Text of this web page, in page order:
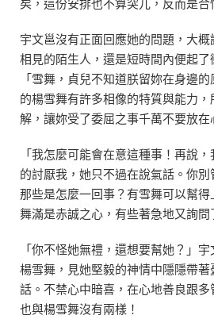
矣，這份安排也不算突兀，反而是合
宇文邕沒有正面回應她的問題，大
相見的陌生人，還是短時間內便起了
「雪舞，貞兒不知道朕留妳在身邊
的楊雪舞有許多相像的特質與能力
解，讓妳受了委屈之事千萬不要放在
「我怎麼可能會在意這種事！再說
的討厭我，她只不過在說氣話。你
那些是怎麼一回事？有雪舞可以幫
舞滿是赤誠之心，有些著急地又詢問
「你不怪她無禮，還想要幫她？」
楊雪舞，見她堅毅的神情中隱隱帶
話。不禁心中暗喜，在心地善良跟
也與楊雪舞沒有兩樣！